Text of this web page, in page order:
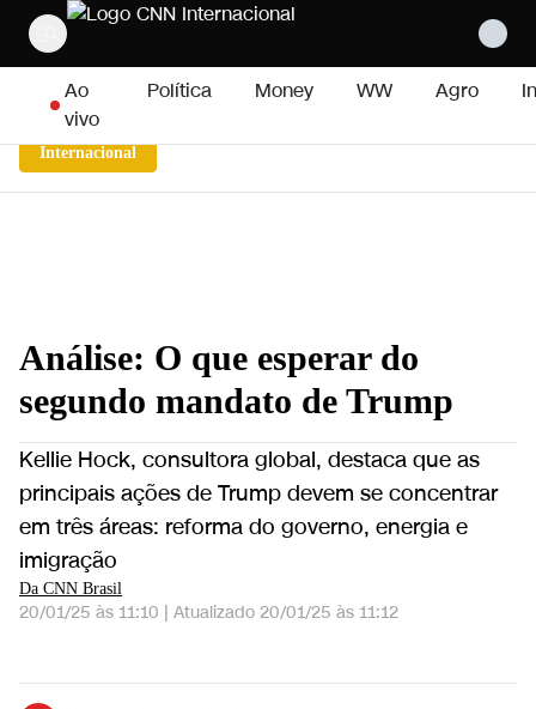
Pular para o conteúdo
Ao
vivo
Política Money WW Agro
Internacional
Análise: O que esperar do
segundo mandato de Trump
Kellie Hock, consultora global, destaca que as
principais ações de Trump devem se concentrar
em três áreas: reforma do governo, energia e
imigração
Da CNN Brasil
20/01/25 às 11:10 | Atualizado 20/01/25 às 11:12
Especialista: O que esperar do segundo mandato de Trump; veja íntegra | CNN NOVO DIA